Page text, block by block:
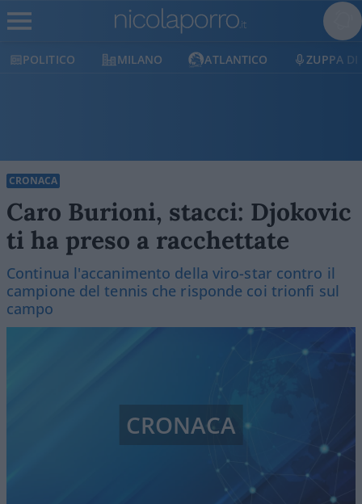
MILANO ATLANTICO ZUPPA DI PORRO
CRONACA
Caro Burioni, stacci: Djokovic
ti ha preso a racchettate
Continua l'accanimento della viro-star contro il
campione del tennis che risponde coi trionfi sul
campo
CRONACA